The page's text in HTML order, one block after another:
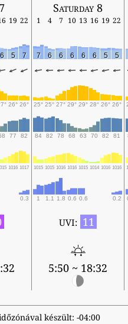
Saturday 8
19 22 1 4 7 10 13 16 19 22
6 5 7 7 6 6 6 6 6 5 5
26° 26° 25° 25° 27° 29° 29° 28° 26° 26°
77 82 84 82 78 68 63 70 82 81
1016 1017 1015 1015 1016 1016 1015 1014 1016 1016
0.3 1 1.1 1.8 0.6 0.6 0.2
UVI: 11
5:50 ~ 18:32
készült: -04:00